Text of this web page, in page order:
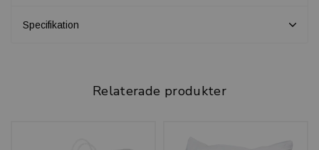
Specifikation
Relaterade produkter